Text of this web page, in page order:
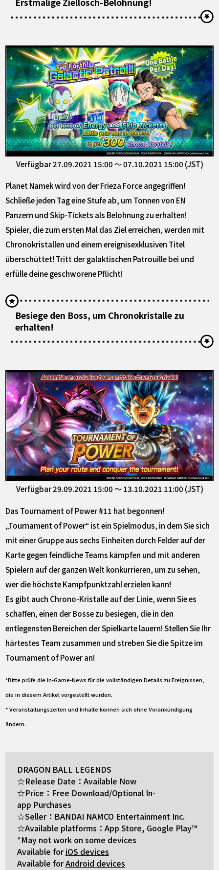
Verfügbar 27.09.2021 15:00 ～ 07.10.2021 15:00 (JST)
Planet Namek wird von der Frieza Force angegriffen!
Schließe jeden Tag eine Stufe ab, um Tonnen von EN
Panzern und Skip-Tickets als Belohnung zu erhalten!
Spieler, die zum ersten Mal das Ziel erreichen, werden mit
Chronokristallen und einem ereignisexklusiven Titel
überschüttet! Tritt der galaktischen Patrouille bei und
erfülle deine geschworene Pflicht!
Besiege den Boss, um Chronokristalle zu
erhalten!
Verfügbar 29.09.2021 15:00 ～ 13.10.2021 11:00 (JST)
Das Tournament of Power #11 hat begonnen!
„Tournament of Power“ ist ein Spielmodus, in dem Sie sich
mit einer Gruppe aus sechs Einheiten durch Felder auf der
Karte gegen feindliche Teams kämpfen und mit anderen
Spielern auf der ganzen Welt konkurrieren, um zu sehen,
wer die höchste Kampfpunktzahl erzielen kann!
Es gibt auch Chrono-Kristalle auf der Linie, wenn Sie es
schaffen, einen der Bosse zu besiegen, die in den
entlegensten Bereichen der Spielkarte lauern! Stellen Sie Ihr
härtestes Team zusammen und streben Sie die Spitze im
Tournament of Power an!
*Bitte prüfe die In-Game-News für die vollständigen Details zu Ereignissen,
die in diesem Artikel vorgestellt wurden.
* Veranstaltungszeiten und Inhalte können sich ohne Vorankündigung
ändern.
DRAGON BALL LEGENDS
☆Release Date：Available Now
☆Price：Free Download/Optional In-
app Purchases
☆Seller：BANDAI NAMCO Entertainment Inc.
☆Available platforms：App Store, Google Play™
*May not work on some devices
Available foriOS devices
Available forAndroid devices